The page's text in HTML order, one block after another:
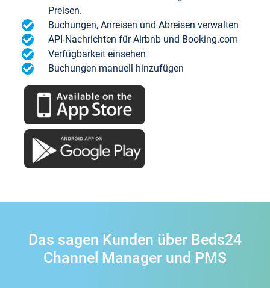
Preisen.
Buchungen, Anreisen und Abreisen verwalten
API-Nachrichten für Airbnb und Booking.com
Verfügbarkeit einsehen
Buchungen manuell hinzufügen
Das sagen Kunden über Beds24
Channel Manager und PMS